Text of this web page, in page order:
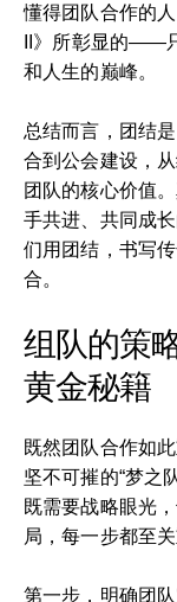
懂得团队合作的
II》所彰显的——
和人生的巅峰。
总结而言，团结
合到公会建设，
团队的核心价值
手共进、共同成
们用团结，书写
合。
组队的策
黄金秘籍
既然团队合作如
坚不可摧的“梦之
既需要战略眼光
局，每一步都至关
第一步，明确团